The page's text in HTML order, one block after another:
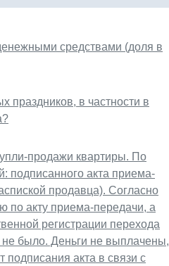
средствами (доля в
праздников, в частности в
продажи квартиры. По
подписанного акта приема-
продавца). Согласно
по акту приема-передачи, а
регистрации перехода
не было. Деньги не выплачены,
подписания акта в связи с